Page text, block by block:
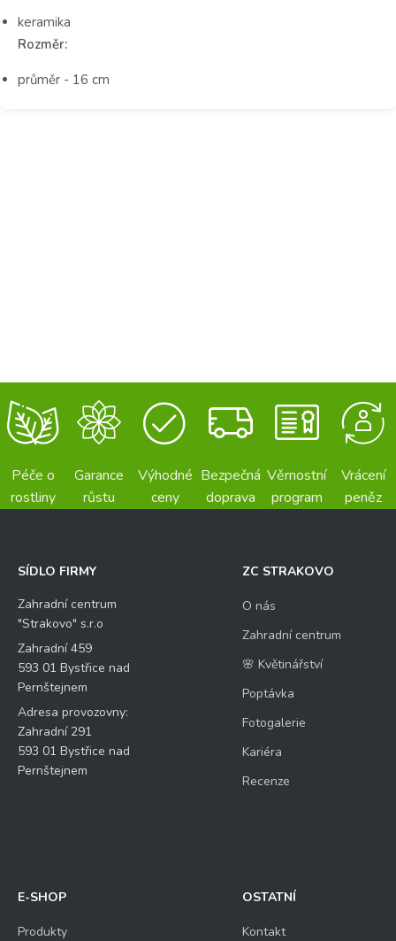
keramika
Rozměr:
průměr - 16 cm
Péče o
rostliny
Garance
růstu
Výhodné
ceny
Bezpečná
doprava
Věrnostní
program
Vrácení
peněz
SÍDLO FIRMY
Zahradní centrum
"Strakovo" s.r.o
Zahradní 459
593 01 Bystřice nad
Pernštejnem
Adresa provozovny:
Zahradní 291
593 01 Bystřice nad
Pernštejnem
ZC STRAKOVO
O nás
Zahradní centrum
🌸 Květinářství
Poptávka
Fotogalerie
Kariéra
Recenze
E-SHOP
Produkty
OSTATNÍ
Kontakt